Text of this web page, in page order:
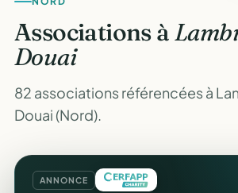
Associations à
Douai
82 associations référencées à
Douai (Nord).
ANNONCE